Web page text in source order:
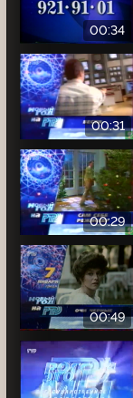
00:34
00:31
00:29
00:49